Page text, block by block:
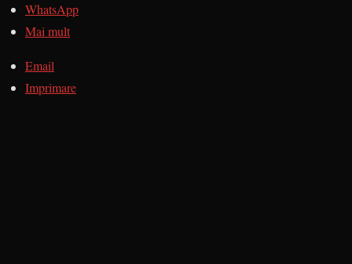
WhatsApp
Mai mult
Email
Imprimare